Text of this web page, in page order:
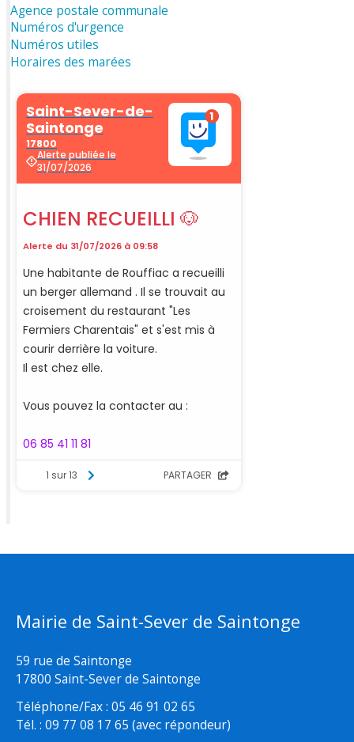
Agence postale communale
Numéros d'urgence
Numéros utiles
Horaires des marées
Mairie de Saint-Sever de Saintonge
59 rue de Saintonge
17800 Saint-Sever de Saintonge
Téléphone/Fax : 05 46 91 02 65
Tél. : 09 77 08 17 65 (avec répondeur)